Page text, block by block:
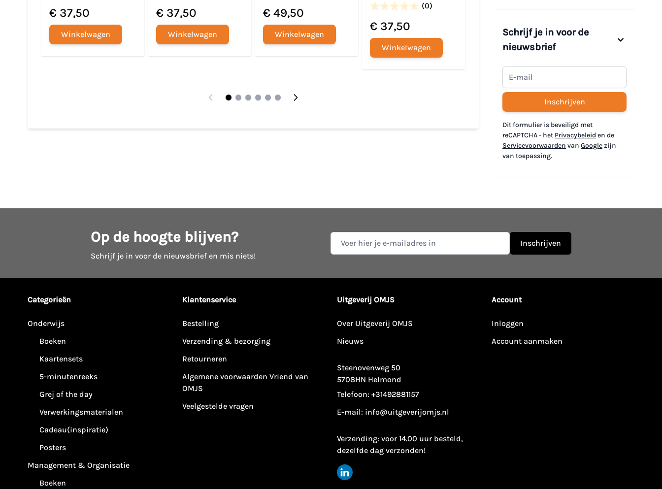
€ 37,50
Winkelwagen
€ 37,50
Winkelwagen
€ 49,50
Winkelwagen
(0)
€ 37,50
Winkelwagen
Winkelwagen
Schrijf je in voor de
nieuwsbrief
Inschrijven
Dit formulier is beveiligd met
reCAPTCHA - het Privacybeleid en de
Servicevoorwaarden van Googlezijn
van toepassing.
Op de hoogte blijven?
Schrijf je in voor de nieuwsbrief en mis niets!
E-mail adres
Inschrijven
Categorieën
Onderwijs
Boeken
Kaartensets
5-minutenreeks
Grej of the day
Verwerkingsmaterialen
Cadeau(inspiratie)
Posters
Management & Organisatie
Boeken
Klantenservice
Bestelling
Verzending & bezorging
Retourneren
Algemene voorwaarden Vriend van
OMJS
Veelgestelde vragen
Uitgeverij OMJS
Over Uitgeverij OMJS
Nieuws
Steenovenweg 50
5708HN Helmond
Telefoon: +31492881157
E-mail: info@uitgeverijomjs.nl
Verzending: voor 14.00 uur besteld,
dezelfde dag verzonden!
Account
Inloggen
Account aanmaken